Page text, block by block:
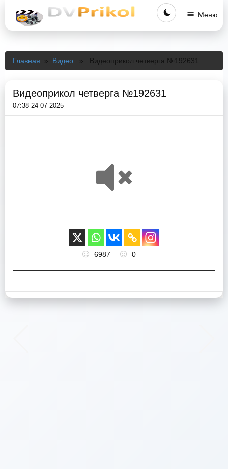
Меню
Главная » Видео » Видеоприкол четверга №192631
Видеоприкол четверга №192631
07:38 24-07-2025
6987 0